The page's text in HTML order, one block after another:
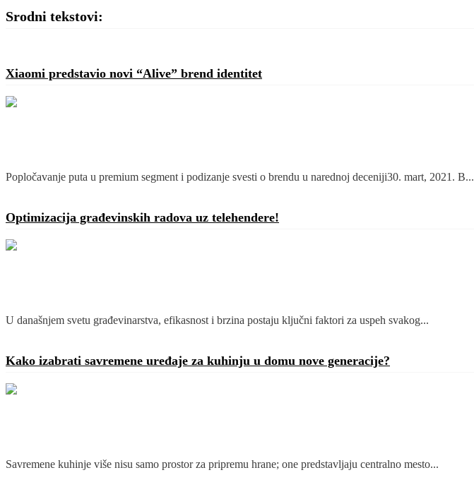
Srodni tekstovi:
Xiaomi predstavio novi “Alive” brend identitet
Popločavanje puta u premium segment i podizanje svesti o brendu u narednoj deceniji30. mart, 2021. B...
Optimizacija građevinskih radova uz telehendere!
U današnjem svetu građevinarstva, efikasnost i brzina postaju ključni faktori za uspeh svakog...
Kako izabrati savremene uređaje za kuhinju u domu nove generacije?
Savremene kuhinje više nisu samo prostor za pripremu hrane; one predstavljaju centralno mesto...